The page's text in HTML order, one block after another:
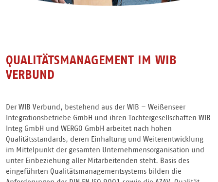
QUALITÄTSMANAGEMENT IM WIB
VERBUND
Der WIB Verbund, bestehend aus der WIB – Weißenseer
Integrationsbetriebe GmbH und ihren Tochtergesellschaften WIB
Integ GmbH und WERGO GmbH arbeitet nach hohen
Qualitätsstandards, deren Einhaltung und Weiterentwicklung
im Mittelpunkt der gesamten Unternehmensorganisation und
unter Einbeziehung aller Mitarbeitenden steht. Basis des
eingeführten Qualitätsmanagementsystems bilden die